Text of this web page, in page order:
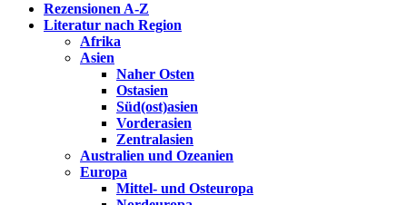
Wissenstagebuch
Eine Gabel für die Suppe der Weisheit
Rezensionen A-Z
Literatur nach Region
Afrika
Asien
Naher Osten
Ostasien
Süd(ost)asien
Vorderasien
Zentralasien
Australien und Ozeanien
Europa
Mittel- und Osteuropa